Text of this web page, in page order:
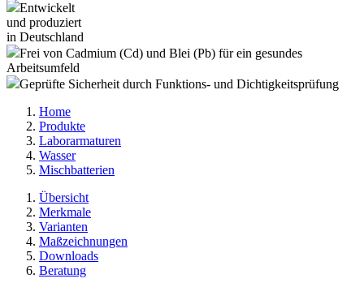
Entwickelt
und produziert
in Deutschland
Frei von Cadmium (Cd) und Blei (Pb) für ein gesundes
Arbeitsumfeld
Geprüfte Sicherheit durch Funktions- und Dichtigkeitsprüfung
Home
Produkte
Laborarmaturen
Wasser
Mischbatterien
Übersicht
Merkmale
Varianten
Maßzeichnungen
Downloads
Beratung